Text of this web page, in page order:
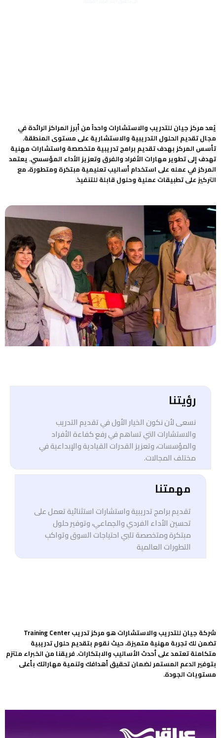
يُعد مركز جيان للتدريب والاستشارات واحداً من أبرز المراكز الرائدة في
مجال تقديم الحلول التدريبية والاستشارية على مستوى المنطقة.
تأسس المركز بهدف تقديم برامج تدريبية متخصصة واستشارات مهنية
تهدف إلى تطوير مهارات الأفراد والفرق وتعزيز الأداء المؤسسي. يعتمد
المركز في عمله على استخدام أساليب تعليمية مبتكرة ومتطورة، مع
التركيز على تطبيقات عملية وحلول قابلة للتنفيذ.
رؤيتنا
نسعى لأن نكون الخيار الأول في تقديم التدريب
والاستشارات التي تساهم في رفع كفاءة الأفراد
والمؤسسات، وتعزيز القدرات القيادية والإبداعية في
مختلف المجالات.
مهمتنا
تقديم برامج تدريبية واستشارات استثنائية تعمل على
تحسين الأداء الفردي والجماعي، وتوفير حلول
مبتكرة ومتخصصة تلبي احتياجات السوق وتواكب
التطورات العالمية
شركة جيان للتدريب والاستشارات هو مركز تدريب Training Center
تضمن لك تجربة مهنية متميزة، حيث نقوم بتقديم حلول تدريبية
متكاملة تعتمد على أحدث الأساليب والابتكارات. فريقنا من الخبراء ملتزم
بتوفير الدعم المستمر لضمان تحقيق أهدافك وتنمية مهاراتك بأعلى
مستويات الجودة.